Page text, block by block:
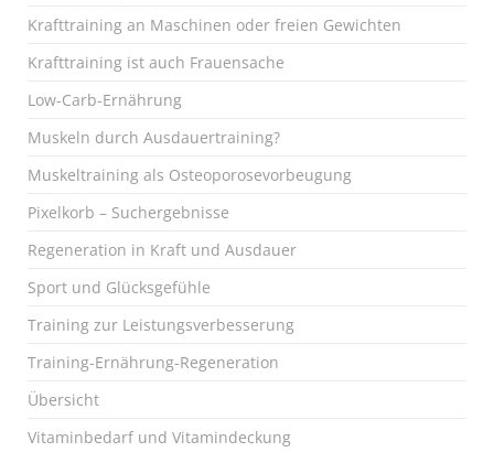
Krafttraining an Maschinen oder freien Gewichten
Krafttraining ist auch Frauensache
Low-Carb-Ernährung
Muskeln durch Ausdauertraining?
Muskeltraining als Osteoporosevorbeugung
Pixelkorb – Suchergebnisse
Regeneration in Kraft und Ausdauer
Sport und Glücksgefühle
Training zur Leistungsverbesserung
Training-Ernährung-Regeneration
Übersicht
Vitaminbedarf und Vitamindeckung